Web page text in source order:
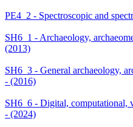
PE4_2 - Spectroscopic and
SH6_1 - Archaeology,
(2013)
SH6_3 - General archaeology,
- (2016)
SH6_6 - Digital, computational,
- (2024)